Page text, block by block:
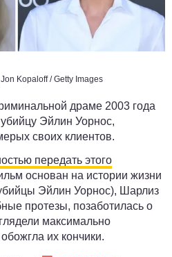
Kopaloff / Getty Images
драме 2003 года
Эйлин Уорнос,
своих клиентов.
передать этого
основан на истории жизни
Эйлин Уорнос), Шарлиз
протезы, позаботилась о
максимально
их кончики.